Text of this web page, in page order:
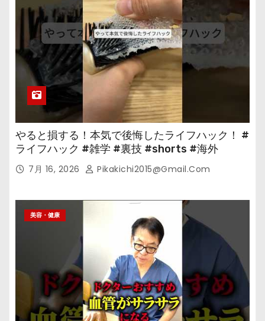
やると損する！本気で後悔したライフハック！ #
ライフハック #雑学 #裏技 #shorts #海外
7月 16, 2026 Pikakichi2015@gmail.com
美容・健康